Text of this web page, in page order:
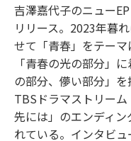
吉澤嘉代子のニュー
リリース。2023年暮
せて「青春」をテーマ
「青春の光の部分」
の部分、儚い部分」を
TBSドラマストリー
先には」のエンディ
れている。インタビ